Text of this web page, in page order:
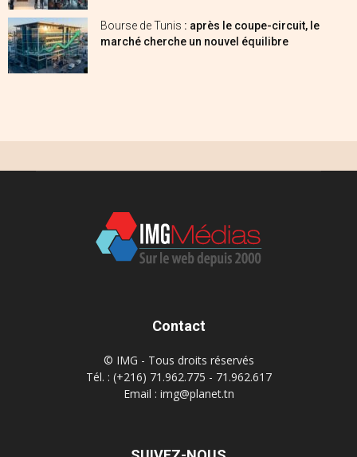
Bourse de Tunis : après le coupe-circuit, le
marché cherche un nouvel équilibre
Contact
© IMG - Tous droits réservés
Tél. : (+216) 71.962.775 - 71.962.617
Email : img@planet.tn